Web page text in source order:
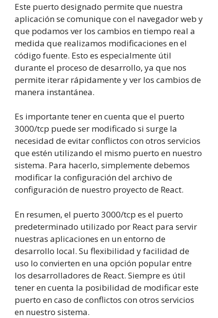
Este puerto designado permite que nuestra
aplicación se comunique con el navegador web y
que podamos ver los cambios en tiempo real a
medida que realizamos modificaciones en el
código fuente. Esto es especialmente útil
durante el proceso de desarrollo, ya que nos
permite iterar rápidamente y ver los cambios de
manera instantánea.
Es importante tener en cuenta que el puerto
3000/tcp puede ser modificado si surge la
necesidad de evitar conflictos con otros servicios
que estén utilizando el mismo puerto en nuestro
sistema. Para hacerlo, simplemente debemos
modificar la configuración del archivo de
configuración de nuestro proyecto de React.
En resumen, el puerto 3000/tcp es el puerto
predeterminado utilizado por React para servir
nuestras aplicaciones en un entorno de
desarrollo local. Su flexibilidad y facilidad de
uso lo convierten en una opción popular entre
los desarrolladores de React. Siempre es útil
tener en cuenta la posibilidad de modificar este
puerto en caso de conflictos con otros servicios
en nuestro sistema.